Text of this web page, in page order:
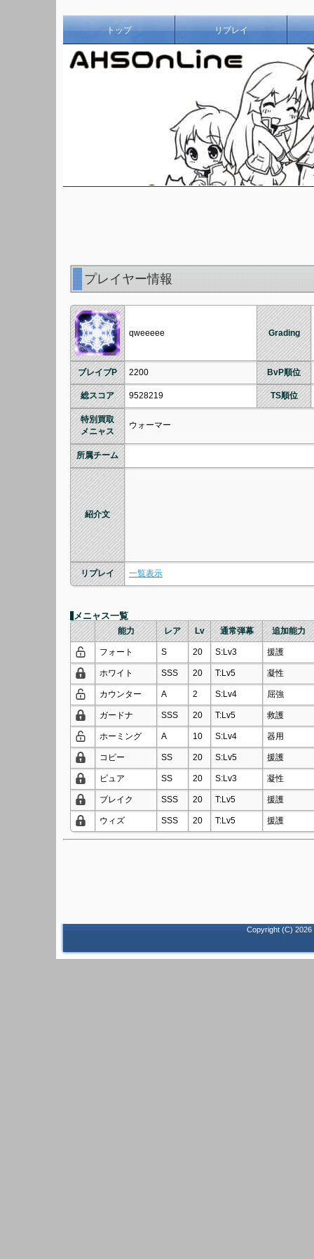
トップ リプレイ
プレイヤー情報
qweeeee Grading
ブレイブP 2200 BvP順位
総スコア 9528219 TS順位
特別買取
メニャス
ウォーマー
所属チーム
紹介文
リプレイ 一覧表示
メニャス一覧
能力 レア Lv 通常弾幕 追加能力
フォート S 20 S:Lv3 援護
ホワイト SSS 20 T:Lv5 凝性
カウンター A 2 S:Lv4 屈強
ガードナ SSS 20 T:Lv5 救護
ホーミング A 10 S:Lv4 器用
コピー SS 20 S:Lv5 援護
ピュア SS 20 S:Lv3 凝性
ブレイク SSS 20 T:Lv5 援護
ウィズ SSS 20 T:Lv5 援護
Copyright (C) 2026